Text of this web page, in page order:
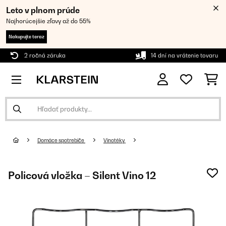
Leto v plnom prúde
Najhorúcejšie zľavy až do 55%
Nakupujte teraz
2 ročná záruka 14 dní na vrátenie tovaru
Domáce spotrebiče Vinotéky
Policová vložka – Silent Vino 12